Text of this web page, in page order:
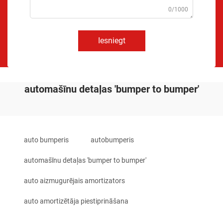
0/1000
Iesniegt
automašīnu detaļas 'bumper to bumper'
auto bumperis autobumperis
automašīnu detaļas 'bumper to bumper'
auto aizmugurējais amortizators
auto amortizētāja piestiprināšana